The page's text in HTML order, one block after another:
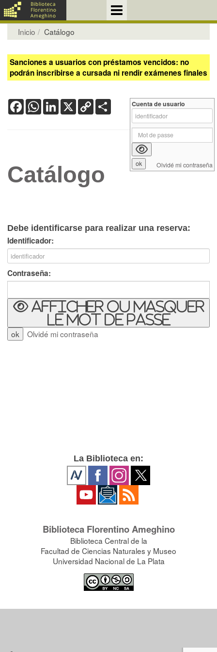
Inicio Catálogo
Sanciones a usuarios con préstamos vencidos: no
podrán inscribirse a cursada ni rendir exámenes finales
FacebookWhatsApp
LinkedIn
X Copy
Link
Catálogo
Debe identificarse para realizar una reserva:
Identificador:
Contraseña:
Afficher ou masquer
le mot de passe
Olvidé mi contraseña
Cuenta de usuario
Olvidé mi contraseña
La Biblioteca en:
Biblioteca Florentino Ameghino
Biblioteca Central de la
Facultad de Ciencias Naturales y Museo
Universidad Nacional de La Plata